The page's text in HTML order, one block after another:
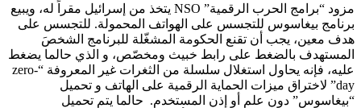
مزود “برامج الحرب الرقمية” NSO يتخذ من إسرائيل مقراً له، ويبيع
برنامج بيغاسوس للتجسس على الهواتف المحمولة. للتجسس على
هدف معين، يجب أن تقنع الحكومة المشغّلة للبرنامج الشخصَ
المستهدف بالضغط على رابط خبيث ومخصّص، و الذي حالما يضغط
عليه، فإنه يحاول استغلال سلسلة من الثغرات غير المعروفة “zero-
day” لاختراق ميزات الحماية الرقمية على الهاتف و تحميل
“بيغاسوس” دون علم أو إذن المستخدم. حالما يتم تحميل